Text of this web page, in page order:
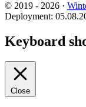
© 2019 - 2026 ·
Deployment:
Keyboard
Close